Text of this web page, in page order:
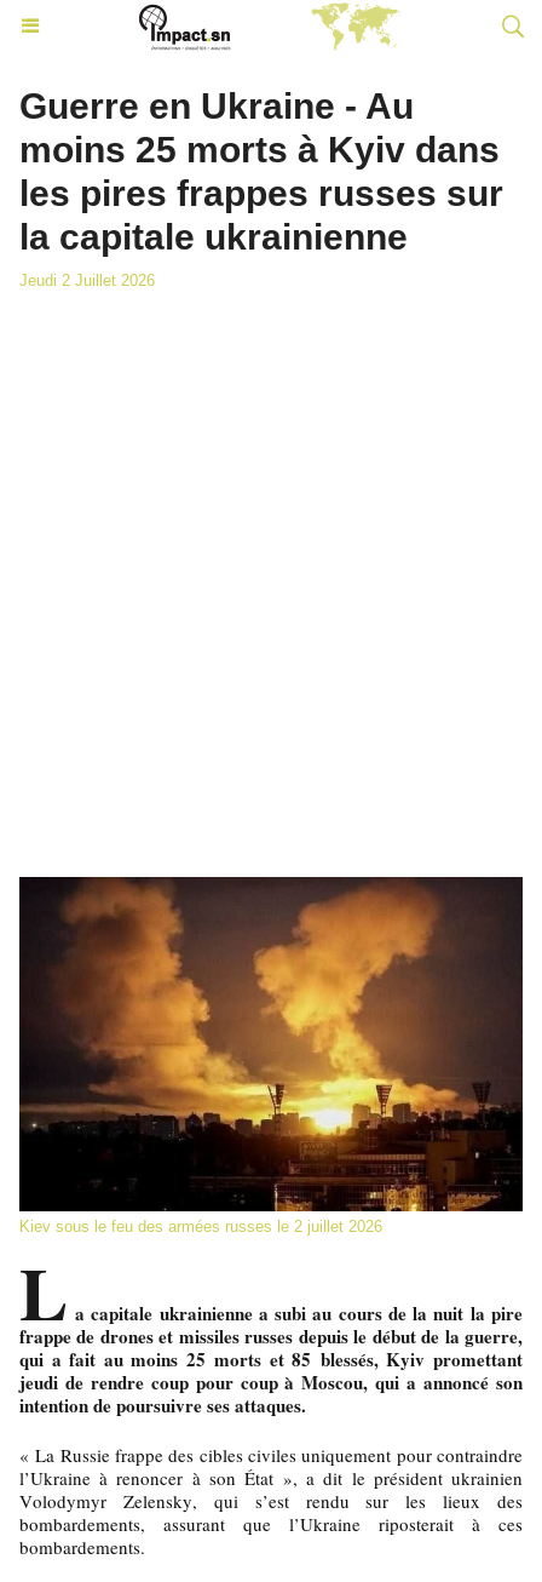
Guerre en Ukraine - Au
moins 25 morts à Kyiv dans
les pires frappes russes sur
la capitale ukrainienne
Jeudi 2 Juillet 2026
Kiev sous le feu des armées russes le 2 juillet 2026
L a capitale ukrainienne a subi au cours de la nuit la pire
frappe de drones et missiles russes depuis le début de la guerre,
qui a fait au moins 25 morts et 85 blessés, Kyiv promettant
jeudi de rendre coup pour coup à Moscou, qui a annoncé son
intention de poursuivre ses attaques.
« La Russie frappe des cibles civiles uniquement pour contraindre
l’Ukraine à renoncer à son État », a dit le président ukrainien
Volodymyr Zelensky, qui s’est rendu sur les lieux des
bombardements, assurant que l’Ukraine riposterait à ces
bombardements.